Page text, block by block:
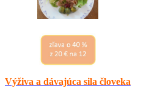
Výživa a dávajúca sila človeka